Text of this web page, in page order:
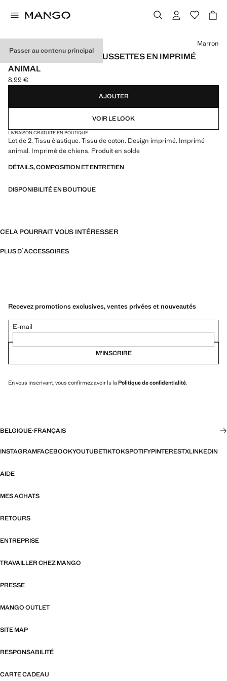
Passer au contenu principal
PACK 2 PAIRES DE CHAUSSETTES EN IMPRIMÉ
ANIMAL
Prix actuel [8,99 € ]
8,99 €
Choisissez une couleur
Marron
AJOUTER
VOIR LE LOOK
LIVRAISON GRATUITE EN BOUTIQUE
Lot de 2. Tissu élastique. Tissu de coton. Design imprimé. Imprimé
animal. Imprimé de chiens. Produit en solde
DÉTAILS, COMPOSITION ET ENTRETIEN
DISPONIBILITÉ EN BOUTIQUE
CELA POURRAIT VOUS INTÉRESSER
PLUS D´ACCESSOIRES
Recevez promotions exclusives, ventes privées et nouveautés
E-mail
M’INSCRIRE
En vous inscrivant, vous confirmez avoir lu la Politique de confidentialité.
BELGIQUE·FRANÇAIS
INSTAGRAMFACEBOOKYOUTUBETIKTOKSPOTIFYPINTERESTXLINKEDIN
AIDE
MES ACHATS
RETOURS
ENTREPRISE
TRAVAILLER CHEZ MANGO
PRESSE
MANGO OUTLET
SITE MAP
RESPONSABILITÉ
CARTE CADEAU